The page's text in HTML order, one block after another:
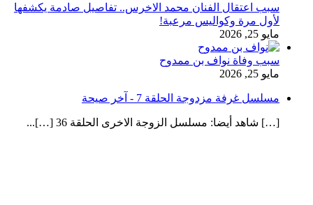
سبب اعتقال الفنان محمد الاخرس.. تفاصيل صادمة يكشفها
لأول مرة وكواليس مرعبة!
مايو 25, 2026
سبب وفاة نواف بن ممدوح
مايو 25, 2026
مسلسل غرفة مزدوجة الحلقة 7 - آخر صيحة
[…] شاهد أيضا: مسلسل الزوجة الاخرى الحلقة 36 […]...